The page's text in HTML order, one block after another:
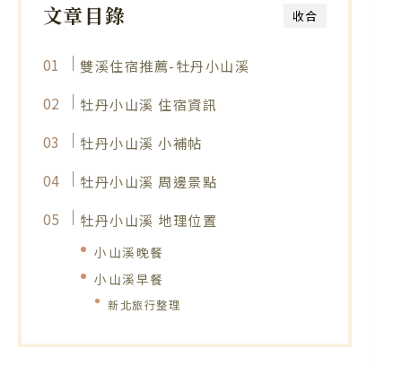
收合
文章目錄
雙溪住宿推薦-牡丹小山溪
牡丹小山溪 住宿資訊
牡丹小山溪 小補帖
牡丹小山溪 周邊景點
牡丹小山溪 地理位置
小山溪晚餐
小山溪早餐
新北旅行整理